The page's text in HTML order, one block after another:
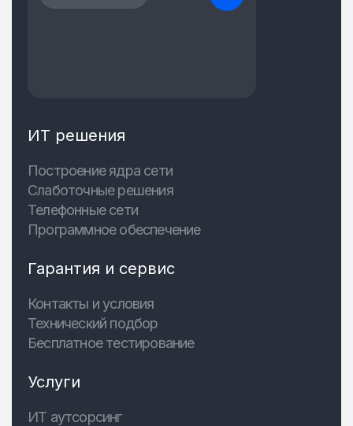
ИТ решения
Построение ядра сети
Слаботочные решения
Телефонные сети
Программное обеспечение
Гарантия и сервис
Контакты и условия
Технический подбор
Бесплатное тестирование
Услуги
ИТ аутсорсинг